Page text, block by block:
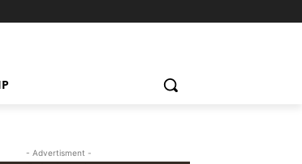
- Advertisment -